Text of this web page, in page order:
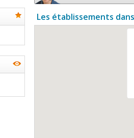
Les établissements